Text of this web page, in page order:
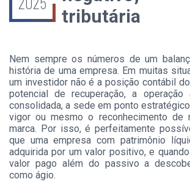
tributária
Nem sempre os números de um
história de uma empresa. Em muitas
um investidor não é a posição contábil
potencial de recuperação, a operação
consolidada, a sede em ponto
vigor ou mesmo o reconhecimento de
marca. Por isso, é perfeitamente
que uma empresa com patrimônio
adquirida por um valor positivo, e
valor pago além do passivo a
como ágio.